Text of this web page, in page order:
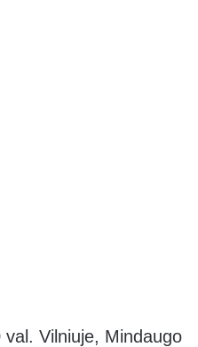
Vilniuje, Mindaugo